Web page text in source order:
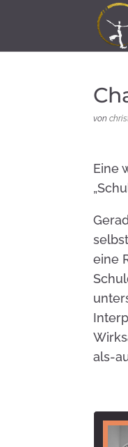
von
Eine
eine
als-